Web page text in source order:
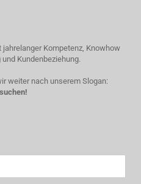
Kompetenz, Knowhow
Kundenbeziehung.
weiter nach unserem Slogan: